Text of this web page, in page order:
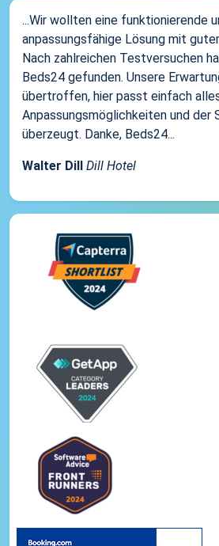
...Wir wollten eine funktionierende
anpassungsfähige Lösung mit
Nach zahlreichen Testversuchen
Beds24 gefunden. Unsere
übertroffen, hier passt einfach
Anpassungsmöglichkeiten und der
überzeugt. Danke, Beds24...
Walter Dill Dill Hotel